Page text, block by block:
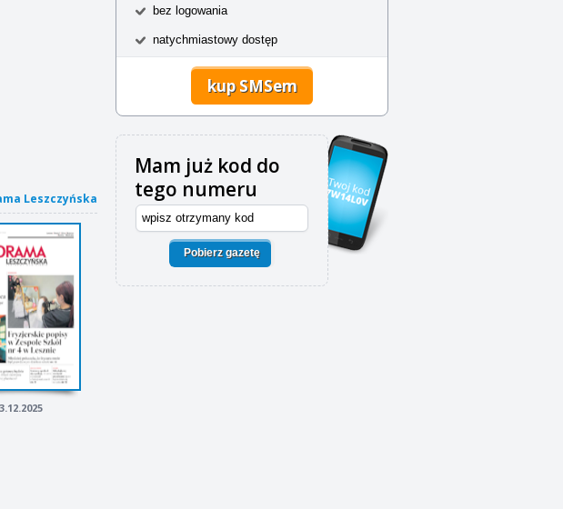
bez logowania
natychmiastowy dostęp
kup SMSem
Mam już kod do
tego numeru
Pobierz gazetę
Leszczyńska